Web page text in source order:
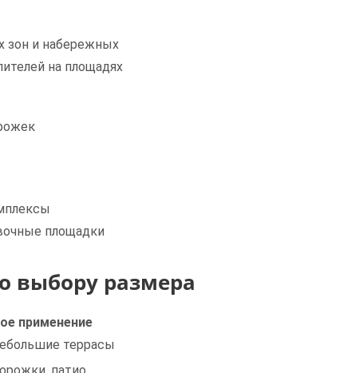
зон и набережных
на площадях
площадки
выбору размера
применение
террасы